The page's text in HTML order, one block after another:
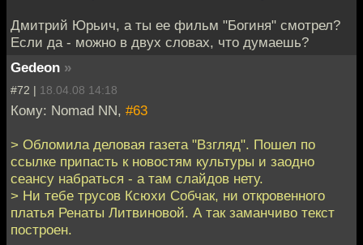
Дмитрий Юрьич, а ты ее фильм "Богиня" смотрел?
Если да - можно в двух словах, что думаешь?
Gedeon »
#72 | 18.04.08 14:18
Кому: Nomad NN, #63
> Обломила деловая газета "Взгляд". Пошел по
ссылке припасть к новостям культуры и заодно
сеансу набраться - а там слайдов нету.
> Ни тебе трусов Ксюхи Собчак, ни откровенного
платья Ренаты Литвиновой. А так заманчиво текст
построен.